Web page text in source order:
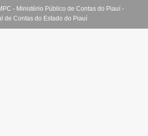
- Ministério Público de Contas do Piauí -
de Contas do Estado do Piauí